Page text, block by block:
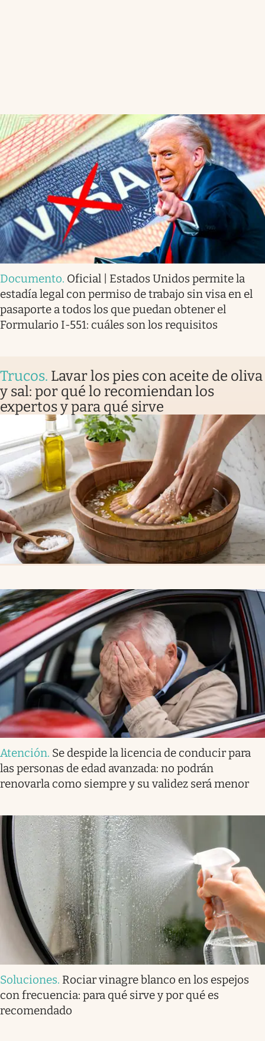
Documento. Oficial | Estados Unidos permite la
estadía legal con permiso de trabajo sin visa en el
pasaporte a todos los que puedan obtener el
Formulario I-551: cuáles son los requisitos
Trucos. Lavar los pies con aceite de oliva
y sal: por qué lo recomiendan los
expertos y para qué sirve
Atención. Se despide la licencia de conducir para
las personas de edad avanzada: no podrán
renovarla como siempre y su validez será menor
Soluciones. Rociar vinagre blanco en los espejos
con frecuencia: para qué sirve y por qué es
recomendado